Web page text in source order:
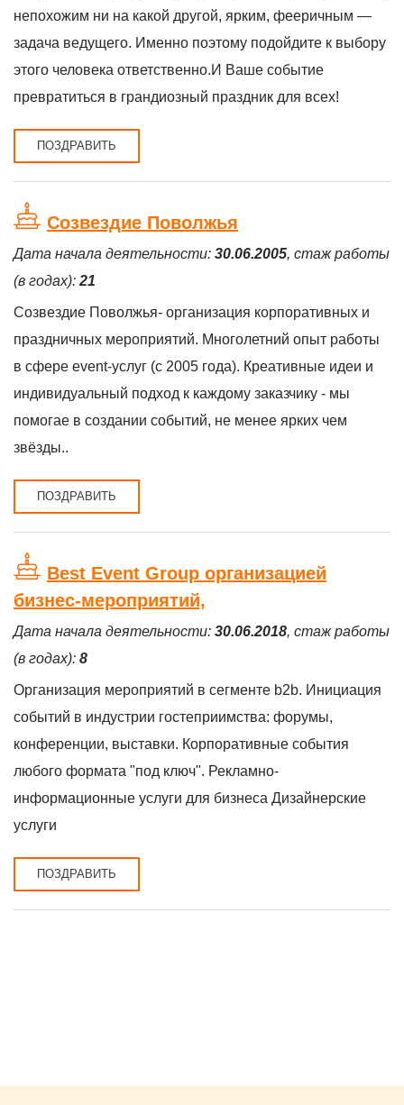
непохожим ни на какой другой, ярким, фееричным —
задача ведущего. Именно поэтому подойдите к выбору
этого человека ответственно.И Ваше событие
превратиться в грандиозный праздник для всех!
ПОЗДРАВИТЬ
Созвездие Поволжья
Дата начала деятельности: 30.06.2005, стаж работы
(в годах): 21
Созвездие Поволжья- организация корпоративных и
праздничных мероприятий. Многолетний опыт работы
в сфере event-услуг (c 2005 года). Креативные идеи и
индивидуальный подход к каждому заказчику - мы
помогае в создании событий, не менее ярких чем
звёзды..
ПОЗДРАВИТЬ
Best Event Group организацией
бизнес-мероприятий,
Дата начала деятельности: 30.06.2018, стаж работы
(в годах): 8
Организация мероприятий в сегменте b2b. Инициация
событий в индустрии гостеприимства: форумы,
конференции, выставки. Корпоративные события
любого формата "под ключ". Рекламно-
информационные услуги для бизнеса Дизайнерские
услуги
ПОЗДРАВИТЬ